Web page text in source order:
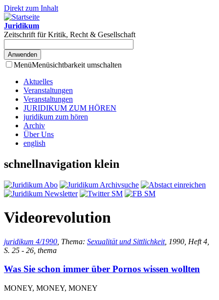
Direkt zum Inhalt
Juridikum
Zeitschrift für Kritik, Recht & Gesellschaft
MenüMenüsichtbarkeit umschalten
Aktuelles
Veranstaltungen
Veranstaltungen
JURIDIKUM ZUM HÖREN
juridikum zum hören
Archiv
Über Uns
english
schnellnavigation klein
Videorevolution
juridikum 4/1990 , Thema: Sexualität und Sittlichkeit, 1990, Heft 4,
S. 25 - 26, thema
Was Sie schon immer über Pornos wissen wollten
MONEY, MONEY, MONEY